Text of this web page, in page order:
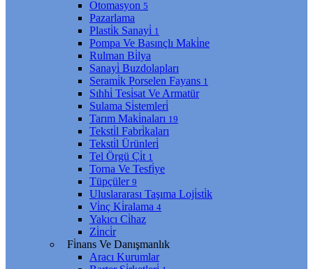
Otomasyon 5
Pazarlama
Plasti̇k Sanayi̇ 1
Pompa Ve Basınçlı Maki̇ne
Rulman Bi̇lya
Sanayi̇ Buzdolapları
Serami̇k Porselen Fayans 1
Sıhhi̇ Tesi̇sat Ve Armatür
Sulama Si̇stemleri̇
Tarım Maki̇naları 19
Teksti̇l Fabri̇kaları
Teksti̇l Ürünleri̇
Tel Örgü Çi̇t 1
Torna Ve Tesfi̇ye
Tüpçüler 9
Uluslararası Taşıma Loji̇sti̇k
Vi̇nç Ki̇ralama 4
Yakıcı Ci̇haz
Zi̇nci̇r
Fi̇nans Ve Danışmanlık
Aracı Kurumlar